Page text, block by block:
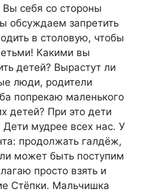
себя со стороны
обсуждаем запретить
в столовую, чтобы
Какими вы
детей? Вырастут ли
люди, родители
попрекаю маленького
детей? При это дети
мудрее всех нас. У
продолжать галдёж,
может быть поступим
просто взять и
Стёпки. Мальчишка